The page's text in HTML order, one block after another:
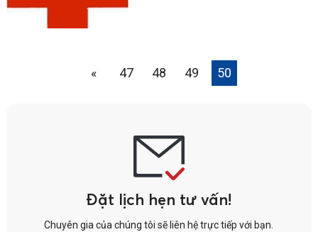
« 47 48 49 50
Đặt lịch hẹn tư vấn!
Chuyên gia của chúng tôi sẽ liên hệ trực tiếp với bạn.